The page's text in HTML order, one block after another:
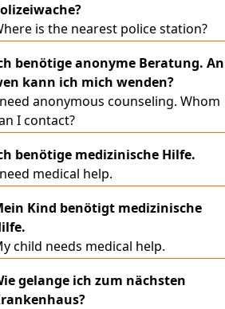
is the nearest police station?
benötige anonyme Beratung. An
kann ich mich wenden?
anonymous counseling. Whom
I contact?
benötige medizinische Hilfe.
medical help.
Kind benötigt medizinische
child needs medical help.
gelange ich zum nächsten